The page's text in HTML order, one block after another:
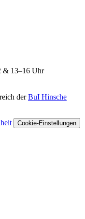
& 13–16 Uhr
derBuI Hinsche
Cookie-Einstellungen